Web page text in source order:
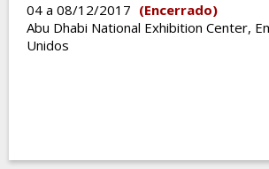
04 a 08/12/2017 (Encerrado)
Abu Dhabi National Exhibition Center,
Unidos